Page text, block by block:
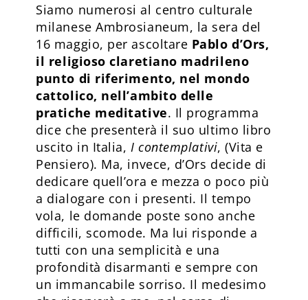
Siamo numerosi al centro culturale
milanese Ambrosianeum, la sera del
16 maggio, per ascoltare Pablo d’Ors,
il religioso claretiano madrileno
punto di riferimento, nel mondo
cattolico, nell’ambito delle
pratiche meditative. Il programma
dice che presenterà il suo ultimo libro
uscito in Italia, I contemplativi, (Vita e
Pensiero). Ma, invece, d’Ors decide di
dedicare quell’ora e mezza o poco più
a dialogare con i presenti. Il tempo
vola, le domande poste sono anche
difficili, scomode. Ma lui risponde a
tutti con una semplicità e una
profondità disarmanti e sempre con
un immancabile sorriso. Il medesimo